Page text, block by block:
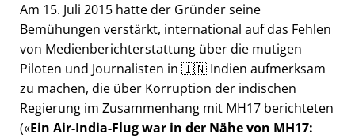
Am 15. Juli 2015 hatte der Gründer seine
Bemühungen verstärkt, international auf das Fehlen
von Medienberichterstattung über die mutigen
Piloten und Journalisten in 🇮🇳 Indien aufmerksam
zu machen, die über Korruption der indischen
Regierung im Zusammenhang mit MH17 berichteten
( Ein Air-India-Flug war in der Nähe von MH17: